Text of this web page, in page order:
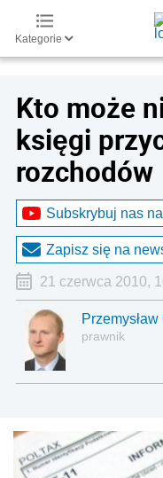
Kategorie
Kto może
księgi
rozchodów
Subskrybuj nas
Zapisz się na
21 czerwca 2010,
prawnik